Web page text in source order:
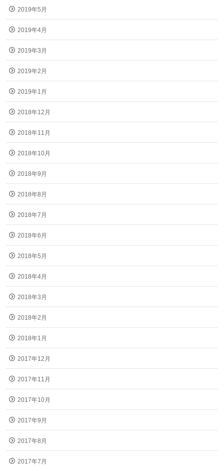
2019年5月
2019年4月
2019年3月
2019年2月
2019年1月
2018年12月
2018年11月
2018年10月
2018年9月
2018年8月
2018年7月
2018年6月
2018年5月
2018年4月
2018年3月
2018年2月
2018年1月
2017年12月
2017年11月
2017年10月
2017年9月
2017年8月
2017年7月